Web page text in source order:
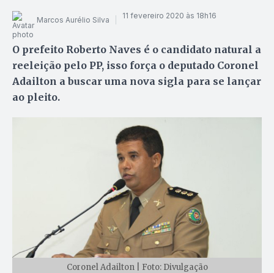
Marcos Aurélio Silva 11 fevereiro 2020 às 18h16
O prefeito Roberto Naves é o candidato natural a
reeleição pelo PP, isso força o deputado Coronel
Adailton a buscar uma nova sigla para se lançar
ao pleito.
Coronel Adailton | Foto: Divulgação